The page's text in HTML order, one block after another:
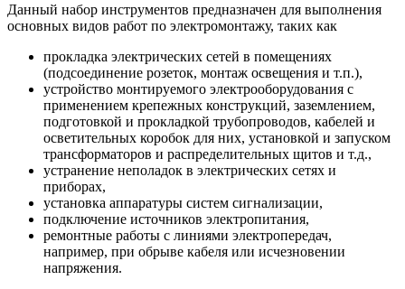
Данный набор инструментов предназначен для выполнения
основных видов работ по электромонтажу, таких как
прокладка электрических сетей в помещениях
(подсоединение розеток, монтаж освещения и т.п.),
устройство монтируемого электрооборудования с
применением крепежных конструкций, заземлением,
подготовкой и прокладкой трубопроводов, кабелей и
осветительных коробок для них, установкой и запуском
трансформаторов и распределительных щитов и т.д.,
устранение неполадок в электрических сетях и
приборах,
установка аппаратуры систем сигнализации,
подключение источников электропитания,
ремонтные работы с линиями электропередач,
например, при обрыве кабеля или исчезновении
напряжения.